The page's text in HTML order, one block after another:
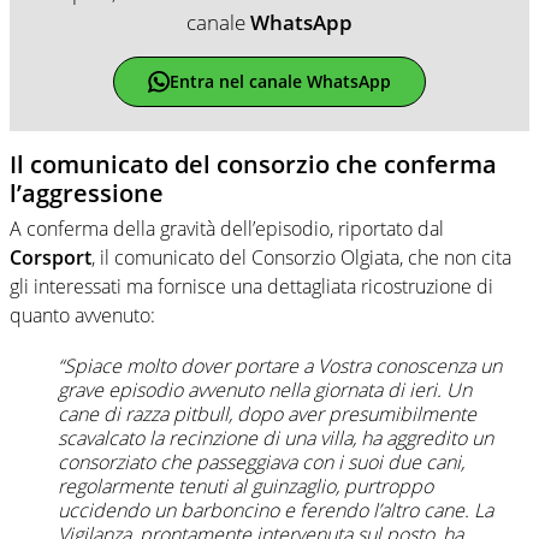
canaleWhatsApp
Entra nel canale WhatsApp
Il comunicato del consorzio che conferma
l’aggressione
A conferma della gravità dell’episodio, riportato dal
Corsport, il comunicato del Consorzio Olgiata, che non cita
gli interessati ma fornisce una dettagliata ricostruzione di
quanto avvenuto:
“Spiace molto dover portare a Vostra conoscenza un
grave episodio avvenuto nella giornata di ieri. Un
cane di razza pitbull, dopo aver presumibilmente
scavalcato la recinzione di una villa, ha aggredito un
consorziato che passeggiava con i suoi due cani,
regolarmente tenuti al guinzaglio, purtroppo
uccidendo un barboncino e ferendo l’altro cane. La